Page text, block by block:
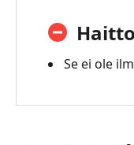
Se ei ole